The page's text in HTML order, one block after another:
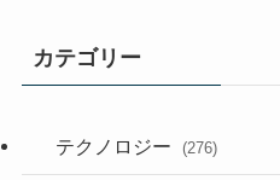
カテゴリー
テクノロジー (276)